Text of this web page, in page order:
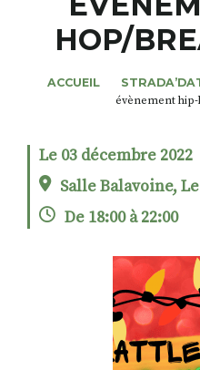
STRADA’DATES
ALTER STRADA
S'INSCRIRE
HOP/
ACCUEIL
évènement
Le 03 décembre 2022
Salle Balavoine,
De 18:00 à 22:00